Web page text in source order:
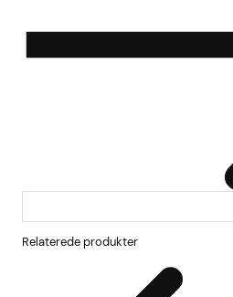
Relaterede produkter